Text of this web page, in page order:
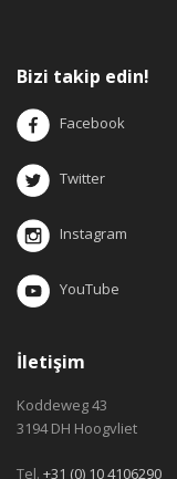
Bizi takip edin!
Facebook
Twitter
Instagram
YouTube
İletişim
Koddeweg 43
3194 DH Hoogvliet
Tel. +31 (0) 10 4106290